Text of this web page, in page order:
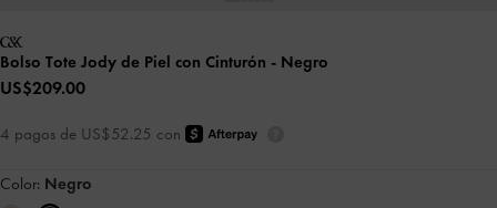
Bolso Tote Jody de Piel con Cinturón - Negro
US$209.00
4 pagos de US$52.25 con
Color: Negro